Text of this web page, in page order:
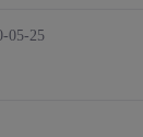
05-25